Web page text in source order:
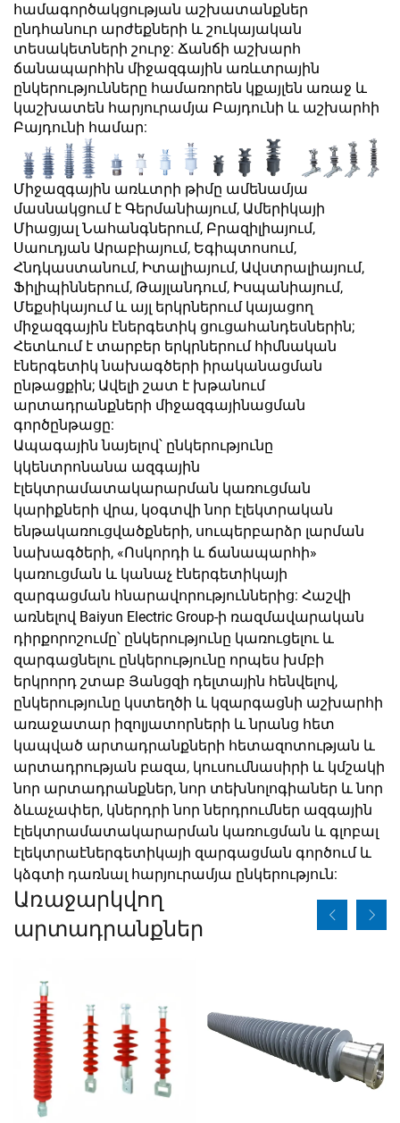
համագործակցության աշխատանքներ
ընդհանուր արժեքների և շուկայական
տեսակետների շուրջ: Ճանճի աշխարհ
ճանապարհին միջազգային առևտրային
ընկերությունները համառորեն կքայլեն առաջ և
կաշխատեն հարյուրամյա Բայդունի և աշխարհի
Բայդունի համար:
Միջազգային առևտրի թիմը ամենամյա
մասնակցում է Գերմանիայում, Ամերիկայի
Միացյալ Նահանգներում, Բրազիլիայում,
Սաուդյան Արաբիայում, Եգիպտոսում,
Հնդկաստանում, Իտալիայում, Ավստրալիայում,
Ֆիլիպիններում, Թայլանդում, Իսպանիայում,
Մեքսիկայում և այլ երկրներում կայացող
միջազգային էներգետիկ ցուցահանդեսներին;
Հետևում է տարբեր երկրներում հիմնական
էներգետիկ նախագծերի իրականացման
ընթացքին; Ավելի շատ է խթանում
արտադրանքների միջազգայինացման
գործընթացը:
Ապագային նայելով՝ ընկերությունը
կկենտրոնանա ազգային
էլեկտրամատակարարման կառուցման
կարիքների վրա, կօգտվի նոր էլեկտրական
ենթակառուցվածքների, սուպերբարձր լարման
նախագծերի, «Ոսկորդի և ճանապարհի»
կառուցման և կանաչ էներգետիկայի
զարգացման հնարավորություններից: Հաշվի
առնելով Baiyun Electric Group-ի ռազմավարական
դիրքորոշումը՝ ընկերությունը կառուցելու և
զարգացնելու ընկերությունը որպես խմբի
երկրորդ շտաբ Յանցզի դելտային հենվելով,
ընկերությունը կստեղծի և կզարգացնի աշխարհի
առաջատար իզոլյատորների և նրանց հետ
կապված արտադրանքների հետազոտության և
արտադրության բազա, կուսումնասիրի և կմշակի
նոր արտադրանքներ, նոր տեխնոլոգիաներ և նոր
ձևաչափեր, կներդրի նոր ներդրումներ ազգային
էլեկտրամատակարարման կառուցման և գլոբալ
էլեկտրաէներգետիկայի զարգացման գործում և
կձգտի դառնալ հարյուրամյա ընկերություն:
Առաջարկվող
արտադրանքներ